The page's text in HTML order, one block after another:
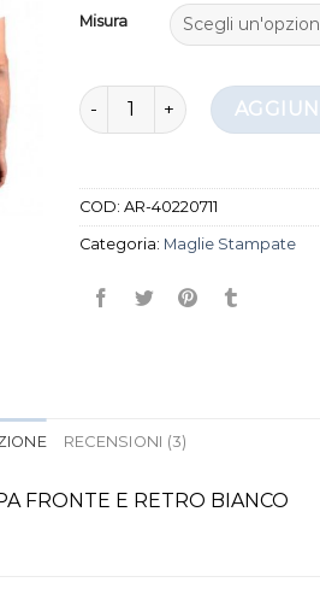
base di
recensioni
Misura
maglie stampate quantità
COD: AR-40220711
Categoria: Maglie Stampate
RECENSIONI (3)
FRONTE E RETRO BIANCO